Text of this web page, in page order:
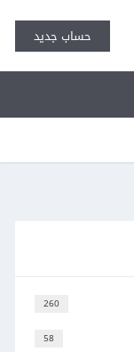
حساب جديد
260
58